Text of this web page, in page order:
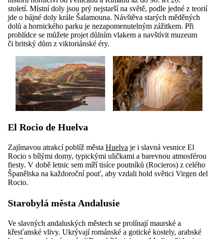
století. Místní doly jsou prý nejstarší na světě, podle jedné z teorií
jde o bájné doly krále Šalamouna. Návštěva starých měděných
dolů a hornického parku je nezapomenutelným zážitkem. Při
prohlídce se můžete projet důlním vlakem a navštívit muzeum
či britský dům z viktoriánské éry.
El Rocio de Huelva
Zajímavou atrakcí poblíž města Huelva je i slavná vesnice El
Rocio s bílými domy, typickými uličkami a barevnou atmosférou
fiesty. V době letnic sem míří tisíce poutníků (Rocieros) z celého
Španělska na každoroční pouť, aby vzdali hold světici Virgen del
Rocio.
Starobylá města Andalusie
Ve slavných andaluských městech se prolínají maurské a
křesťanské vlivy. Ukrývají románské a gotické kostely, arabské